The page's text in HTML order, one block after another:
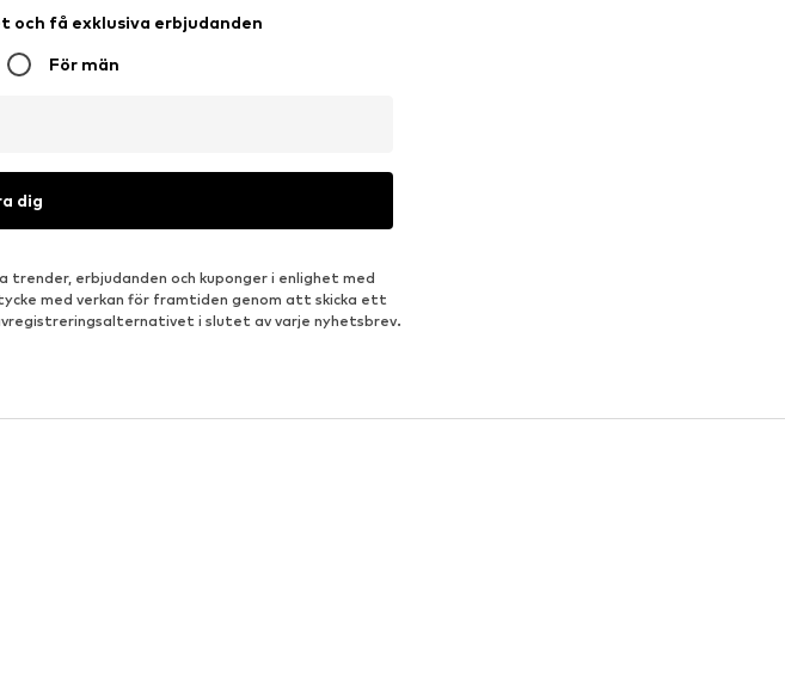
och få exklusiva erbjudanden
För män
dig
trender, erbjudanden och kuponger i enlighet med
med verkan för framtiden genom att skicka ett
i slutet av varje nyhetsbrev.